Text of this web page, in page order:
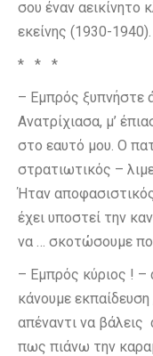
σου έναν αεικίνητο
εκείνης (1930-1940).
* * *
– Εμπρός ξυπνήστε
Ανατρίχιασα, μ’
στο εαυτό μου. Ο
στρατιωτικός –
Ήταν
έχει υποστεί την
να … σκοτώσουμε
– Εμπρός κύριος ! –
κάνουμε
απέναντι να βάλεις
πως πιάνω την